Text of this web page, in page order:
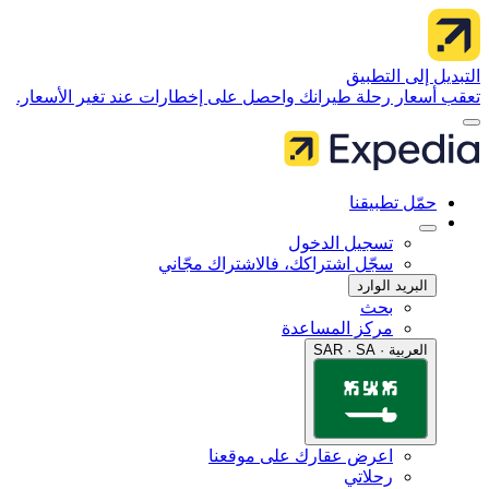
إلى التطبيق
رحلة طيرانك واحصل على إخطارات عند تغير الأسعار.
تطبيقنا
تسجيل الدخول
سجّل اشتراكك، فالاشتراك مجّاني
البريد الوارد
مركز المساعدة
اعرض عقارك على موقعنا
رحلاتي